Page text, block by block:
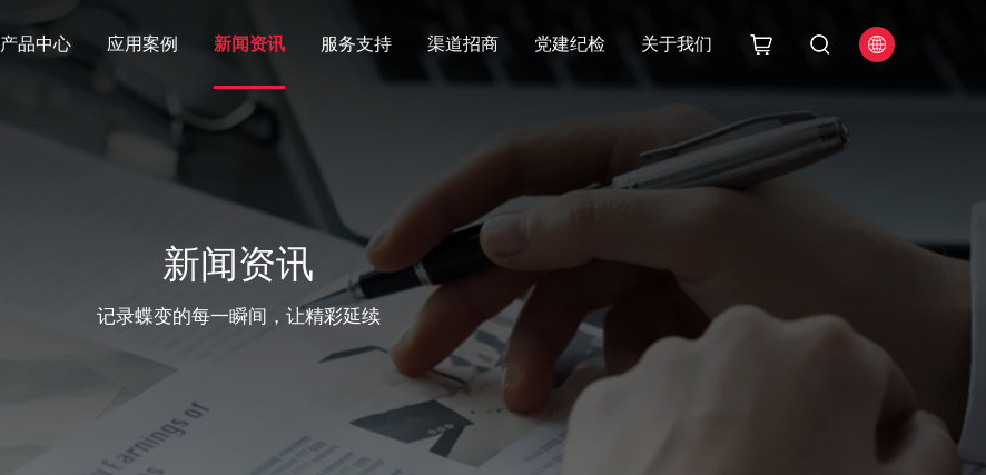
产品中心 应用案例 新闻资讯 服务支持 渠道招商 党建纪检 关于我们
新闻资讯
记录蝶变的每一瞬间，让精彩延续